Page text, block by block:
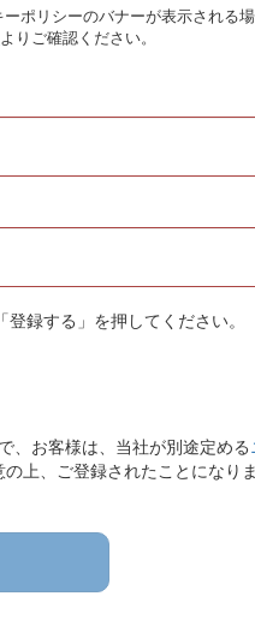
ポリシーのバナーが表示される
よりご確認ください。
録する」を押してください。
、お客様は、当社が別途定める
の上、ご登録されたことになりま